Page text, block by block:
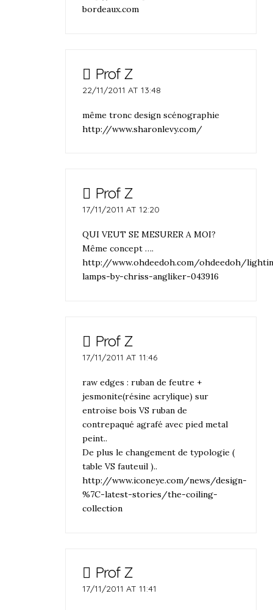
bordeaux.com
Prof Z
22/11/2011 AT 13:48
même tronc design scénographie
http://www.sharonlevy.com/
Prof Z
17/11/2011 AT 12:20
QUI VEUT SE MESURER A MOI?
Même concept ….
http://www.ohdeedoh.com/ohdeedoh/
lamps-by-chriss-angliker-043916
Prof Z
17/11/2011 AT 11:46
raw edges : ruban de feutre +
jesmonite(résine acrylique) sur
entroise bois VS ruban de
contrepaqué agrafé avec pied metal
peint..
De plus le changement de typologie (
table VS fauteuil )..
http://www.iconeye.com/news/design-
%7C-latest-stories/the-coiling-
collection
Prof Z
17/11/2011 AT 11:41